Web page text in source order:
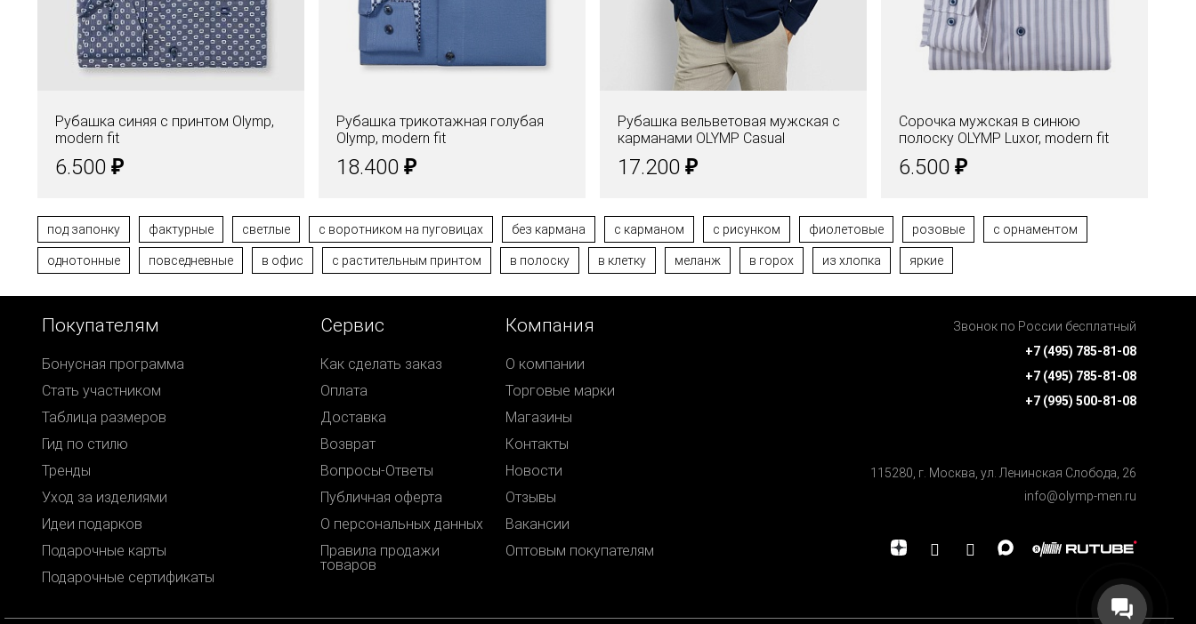
Рубашка синяя с принтом Olymp,
modern fit
6.500 ₽
Рубашка трикотажная голубая
Olymp, modern fit
18.400 ₽
Рубашка вельветовая мужская с
карманами OLYMP Casual
17.200 ₽
Сорочка мужская в синюю
полоску OLYMP Luxor, modern fit
6.500 ₽
под запонку фактурные светлые c воротником на пуговицах без кармана с карманом с рисунком фиолетовые розовые с орнаментом
однотонные повседневные в офис с растительным принтом в полоску в клетку меланж в горох из хлопка яркие
Покупателям
Бонусная программа
Стать участником
Таблица размеров
Гид по стилю
Тренды
Уход за изделиями
Идеи подарков
Подарочные карты
Подарочные сертификаты
Сервис
Как сделать заказ
Оплата
Доставка
Возврат
Вопросы-Ответы
Публичная оферта
О персональных данных
Правила продажи
товаров
Компания
О компании
Торговые марки
Магазины
Контакты
Новости
Отзывы
Вакансии
Оптовым покупателям
Звонок по России бесплатный
+7 (495) 785-81-08
+7 (495) 785-81-08
+7 (995) 500-81-08
115280, г. Москва, ул. Ленинская Cлобода, 26
info@olymp-men.ru